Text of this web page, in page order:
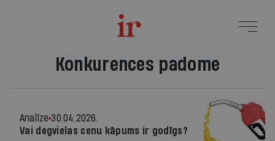
Konkurences padome
Analīze 30.04.2026.
Vai degvielas cenu kāpums ir godīgs?